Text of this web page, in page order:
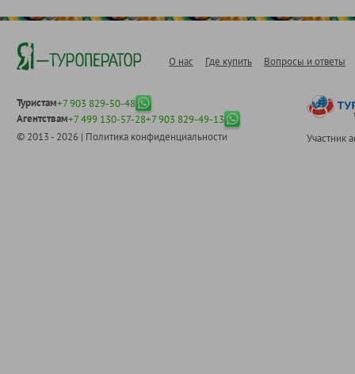
О нас Где купить Вопросы и ответы
Туристам+7 903 829-50-48
Агентствам+7 499 130-57-28+7 903 829-49-13
© 2013 - 2026 | Политика конфиденциальности Участник